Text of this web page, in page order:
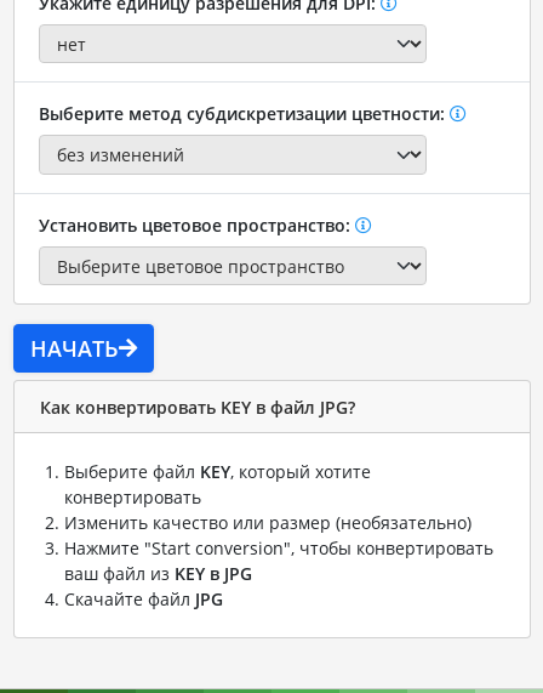
Выберите метод субдискретизации цветности:
Установить цветовое пространство:
НАЧАТЬ
Как конвертировать KEY в файл JPG?
Выберите файл KEY, который хотите
конвертировать
Изменить качество или размер (необязательно)
Нажмите "Start conversion", чтобы конвертировать
ваш файл из KEY в JPG
Скачайте файл JPG